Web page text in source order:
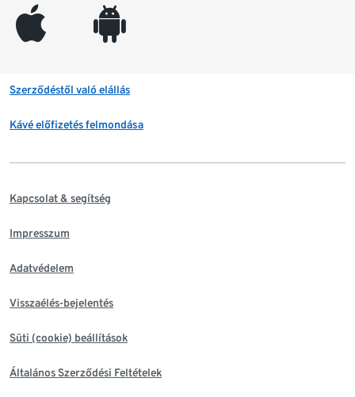
appleinc android
Szerződéstől való elállás
Kávé előfizetés felmondása
Kapcsolat & segítség
Impresszum
Adatvédelem
Visszaélés-bejelentés
Süti (cookie) beállítások
Általános Szerződési Feltételek